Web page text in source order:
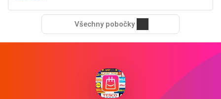
Všechny pobočky